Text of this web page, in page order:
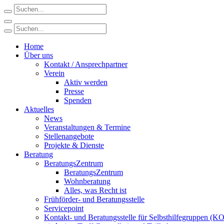
Home
Über uns
Kontakt / Ansprechpartner
Verein
Aktiv werden
Presse
Spenden
Aktuelles
News
Veranstaltungen & Termine
Stellenangebote
Projekte & Dienste
Beratung
BeratungsZentrum
BeratungsZentrum
Wohnberatung
Alles, was Recht ist
Frühförder- und Beratungsstelle
Servicepoint
Kontakt- und Beratungsstelle für Selbsthilfegruppen